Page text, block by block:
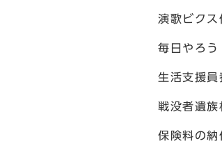
演歌ビクス
毎日やろう
生活支援員
戦没者遺族
保険料の納